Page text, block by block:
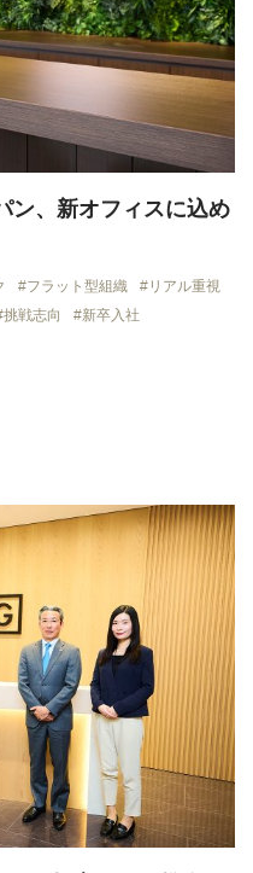
ン、新オフィスに込め
フラット型組織
リアル重視
挑戦志向
新卒入社